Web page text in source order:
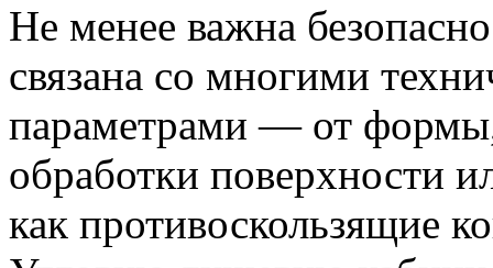
Не менее важна
связана со многими
параметрами — от
обработки поверхности
как противоскользящие